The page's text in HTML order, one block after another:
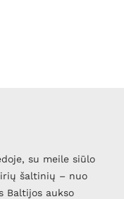
su meile siūlo
šaltinių – nuo
Baltijos aukso